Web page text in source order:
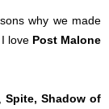
why we made
love Post Malone
Spite, Shadow of